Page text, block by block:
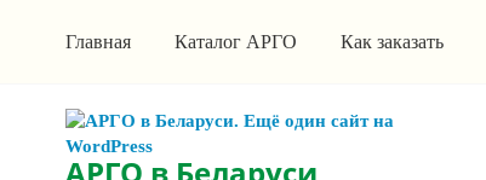
Главная Каталог АРГО Как заказать